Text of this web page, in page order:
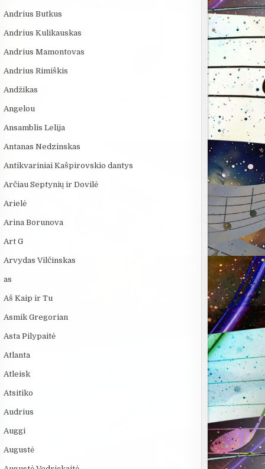
Andrius Butkus
Andrius Kulikauskas
Andrius Mamontovas
Andrius Rimiškis
Andžikas
Angelou
Ansamblis Lelija
Antanas Nedzinskas
Antikvariniai Kašpirovskio dantys
Arčiau Septynių ir Dovilė
Arielė
Arina Borunova
Art G
Arvydas Vilčinskas
as
Aš Kaip ir Tu
Asmik Gregorian
Asta Pilypaitė
Atlanta
Atleisk
Atsitiko
Audrius
Auggi
Augustė